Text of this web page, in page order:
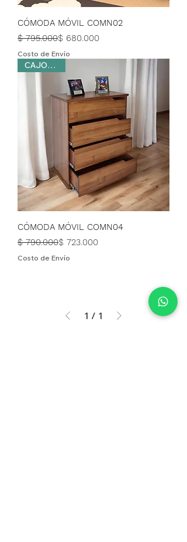
CÓMODA MÓVIL COMN02
Precio
$ 795.000
Precio de oferta
$ 680.000
Costo de Envío
CAJONERA
CÓMODA MÓVIL COMN04
Precio
$ 790.000
Precio de oferta
$ 723.000
Costo de Envío
1 / 1